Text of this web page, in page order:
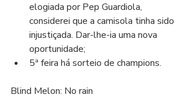
elogiada por Pep Guardiola,
considerei que a camisola tinha sido
injustiçada. Dar-lhe-ia uma nova
oportunidade;
5ª feira há sorteio de champions.
Blind Melon: No rain